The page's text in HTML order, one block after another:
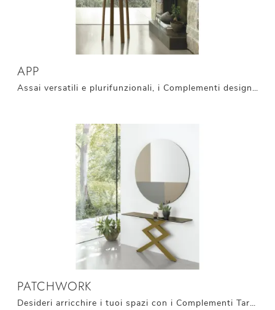
APP
Assai versatili e plurifunzionali, i Complementi design in metallo rispondono a funzioni diverse: completano le qualità pratiche e l'estetica ...
PATCHWORK
Desideri arricchire i tuoi spazi con i Complementi Target Point? Eccoti diversi modelli di specchi senza cornice come Patchwork.